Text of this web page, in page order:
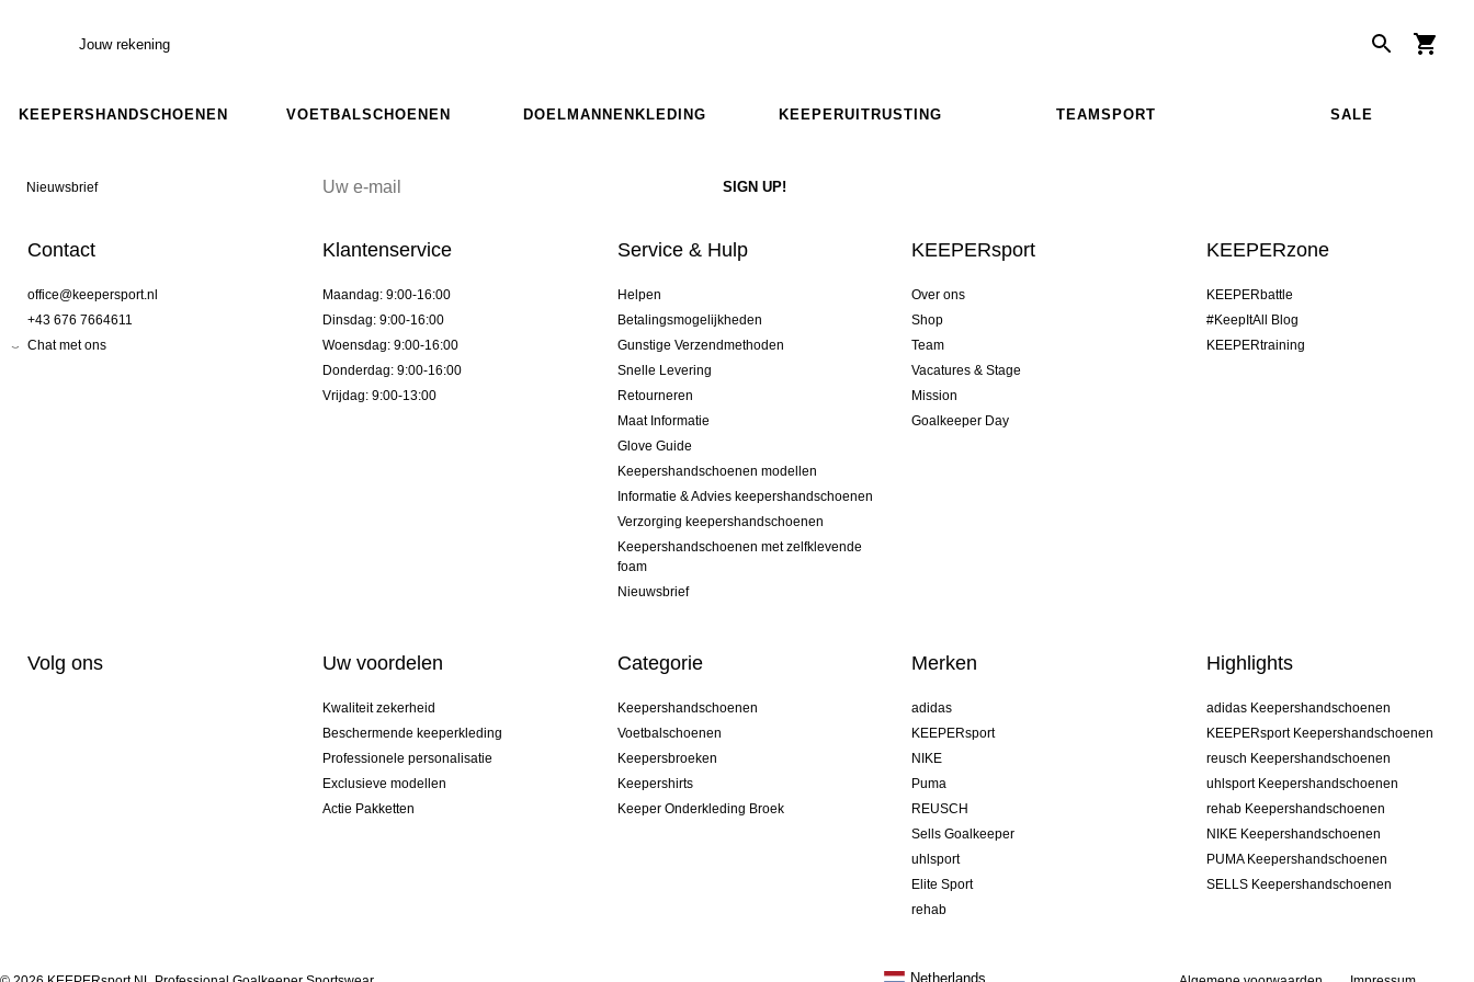
Jouw rekening
KEEPERSHANDSCHOENEN VOETBALSCHOENEN DOELMANNENKLEDING KEEPERUITRUSTING TEAMSPORT SALE
Nieuwsbrief
Contact
office@keepersport.nl
+43 676 7664611
Chat met ons
Klantenservice
Maandag: 9:00-16:00
Dinsdag: 9:00-16:00
Woensdag: 9:00-16:00
Donderdag: 9:00-16:00
Vrijdag: 9:00-13:00
Service & Hulp
Helpen
Betalingsmogelijkheden
Gunstige Verzendmethoden
Snelle Levering
Retourneren
Maat Informatie
Glove Guide
Keepershandschoenen modellen
Informatie & Advies keepershandschoenen
Verzorging keepershandschoenen
Keepershandschoenen met zelfklevende
foam
Nieuwsbrief
KEEPERsport
Over ons
Shop
Team
Vacatures & Stage
Mission
Goalkeeper Day
KEEPERzone
KEEPERbattle
#KeepItAll Blog
KEEPERtraining
Volg ons Uw voordelen
Kwaliteit zekerheid
Beschermende keeperkleding
Professionele personalisatie
Exclusieve modellen
Actie Pakketten
Categorie
Keepershandschoenen
Voetbalschoenen
Keepersbroeken
Keepershirts
Keeper Onderkleding Broek
Merken
adidas
KEEPERsport
NIKE
Puma
REUSCH
Sells Goalkeeper
uhlsport
Elite Sport
rehab
Highlights
adidas Keepershandschoenen
KEEPERsport Keepershandschoenen
reusch Keepershandschoenen
uhlsport Keepershandschoenen
rehab Keepershandschoenen
NIKE Keepershandschoenen
PUMA Keepershandschoenen
SELLS Keepershandschoenen
Netherlands